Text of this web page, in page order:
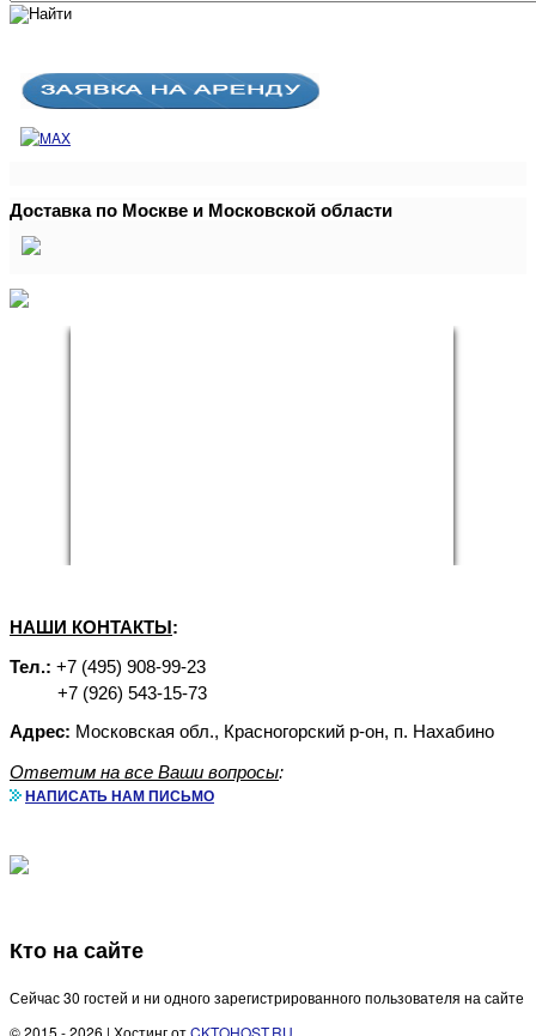
Доставка по Москве и Московской области
НАШИ КОНТАКТЫ:
Тел.: +7 (495) 908-99-23
+7 (926) 543-15-73
Адрес: Московская обл., Красногорский р-он, п. Нахабино
Ответим на все Ваши вопросы:
НАПИСАТЬ НАМ ПИСЬМО
Кто на сайте
Сейчас 30 гостей и ни одного зарегистрированного пользователя на сайте
© 2015 - 2026 | Хостинг отCKTOHOST.RU